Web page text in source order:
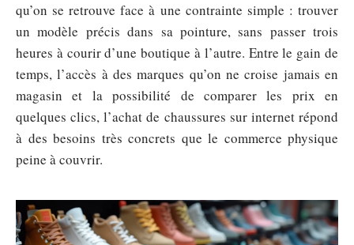
qu’on se retrouve face à une contrainte simple : trouver
un modèle précis dans sa pointure, sans passer trois
heures à courir d’une boutique à l’autre. Entre le gain de
temps, l’accès à des marques qu’on ne croise jamais en
magasin et la possibilité de comparer les prix en
quelques clics, l’achat de chaussures sur internet répond
à des besoins très concrets que le commerce physique
peine à couvrir.